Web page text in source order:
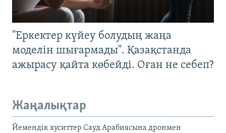
"Еркектер күйеу болудың жаңа
моделін шығармады". Қазақстанда
ажырасу қайта көбейді. Оған не себеп?
Жаңалықтар
Йемендік хуситтер Сауд Арабиясына дронмен